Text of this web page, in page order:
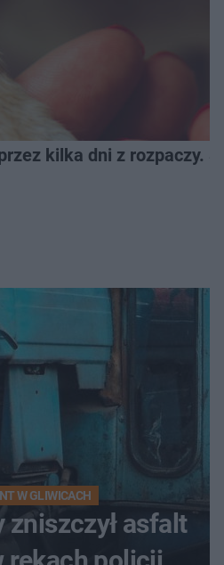
kilka dni z rozpaczy.
W GLIWICACH
zniszczył asfalt